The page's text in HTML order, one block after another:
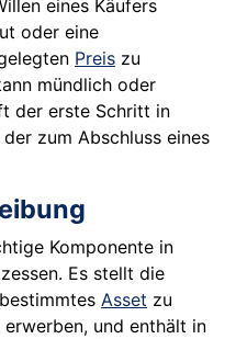
eines Käufers
oder eine
Preis zu
mündlich oder
der erste Schritt in
zum Abschluss eines
Komponente in
Es stellt die
Asset zu
und enthält in